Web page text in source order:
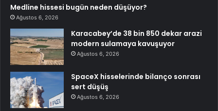
Medline hissesi bugün neden düşüyor?
Ağustos 6, 2026
Karacabey’de 38 bin 850 dekar arazi
modern sulamaya kavuşuyor
Ağustos 6, 2026
SpaceX hisselerinde bilanço sonrası
sert düşüş
Ağustos 6, 2026